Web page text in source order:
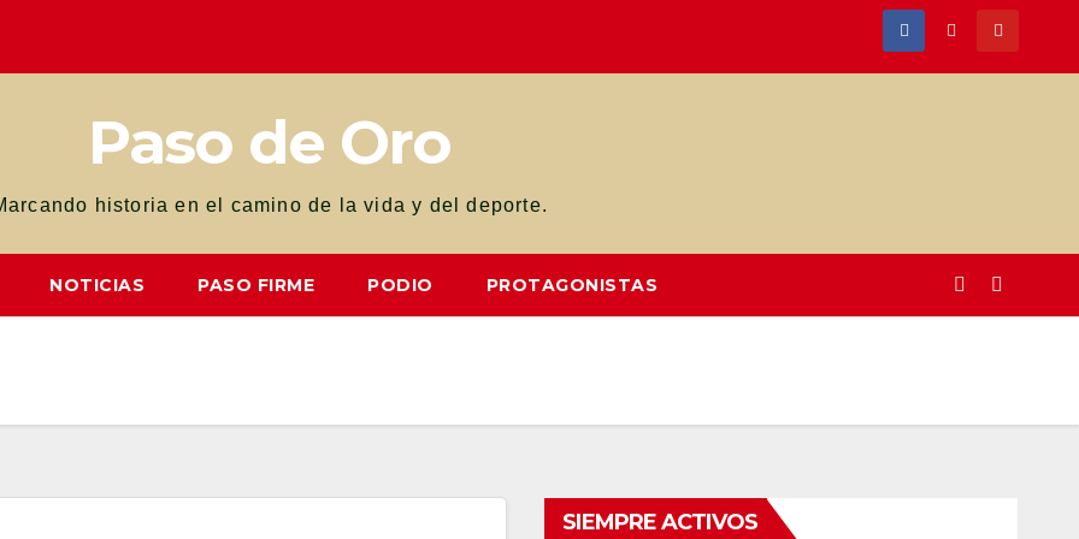
Paso de Oro
historia en el camino de la vida y del deporte.
NOTICIAS PASO FIRME PODIO PROTAGONISTAS
SIEMPRE ACTIVOS